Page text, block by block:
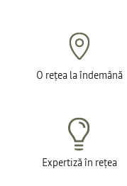
O rețea la îndemână
Expertiză în rețea